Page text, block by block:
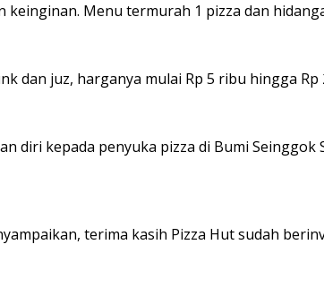
keinginan. Menu termurah 1 pizza dan
dan juz, harganya mulai Rp 5 ribu hingga Rp
diri kepada penyuka pizza di Bumi
terima kasih Pizza Hut sudah